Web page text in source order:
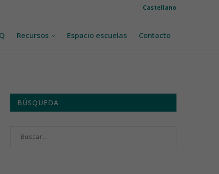
Castellano
Recursos Espacio escuelas Contacto
BÚSQUEDA